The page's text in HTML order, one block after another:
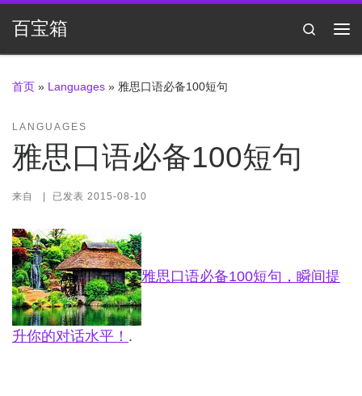
Skip to content
百宝箱
Search
首页 » Languages » 雅思口语必备100短句
LANGUAGES
雅思口语必备100短句
来自 | 已发表 2015-08-10
雅思口语必备100短句，瞬间提
升你的对话水平！ .